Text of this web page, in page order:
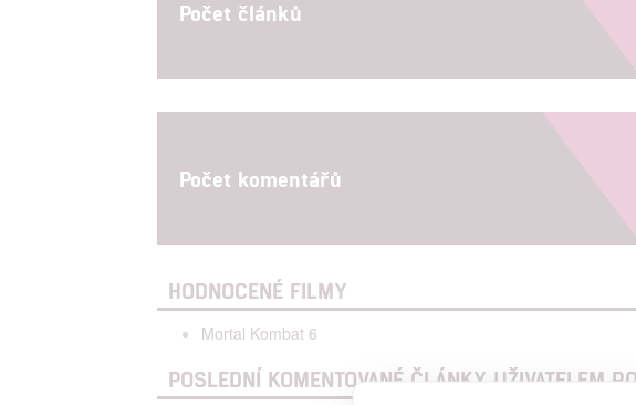
Počet článků
Počet komentářů
HODNOCENÉ FILMY
Mortal Kombat 6
POSLEDNÍ KOMENTOVANÉ ČLÁNKY UŽIVATELEM